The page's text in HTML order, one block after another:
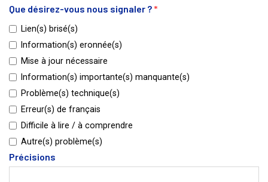
Que désirez-vous nous signaler ?*
Lien(s) brisé(s)
Information(s) eronnée(s)
Mise à jour nécessaire
Information(s) importante(s) manquante(s)
Problème(s) technique(s)
Erreur(s) de français
Difficile à lire / à comprendre
Autre(s) problème(s)
Précisions